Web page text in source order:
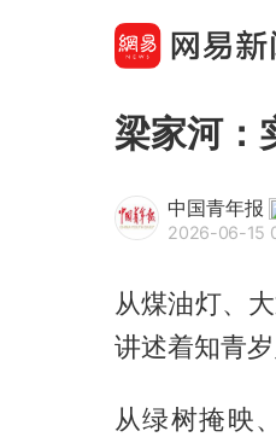
梁家河：
中国青年报
2026-06-15
从煤油灯、
讲述着知青
从绿树掩映